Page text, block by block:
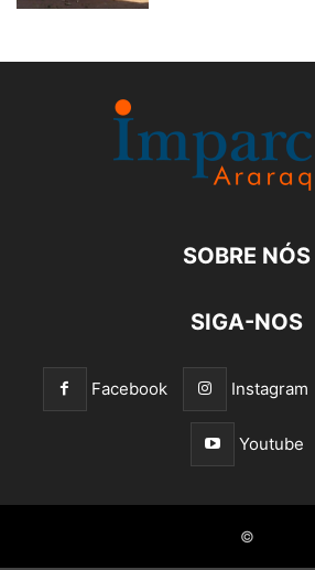
SOBRE NÓS
SIGA-NOS
Facebook Instagram
Youtube
©